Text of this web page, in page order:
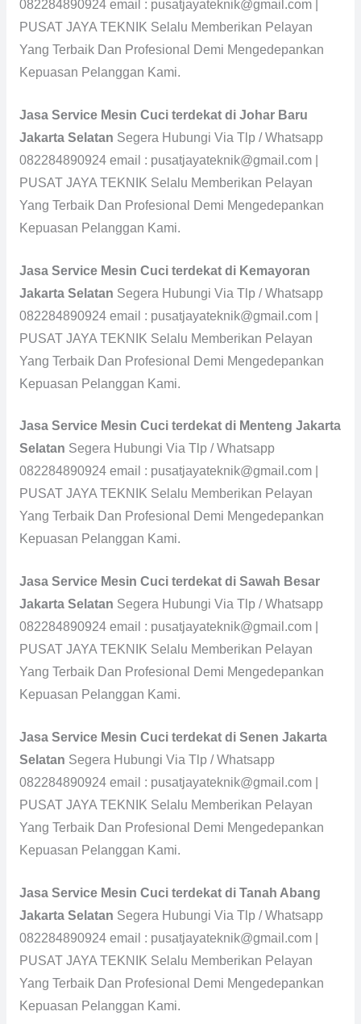
082284890924 email : pusatjayateknik@gmail.com |
PUSAT JAYA TEKNIK Selalu Memberikan Pelayan
Yang Terbaik Dan Profesional Demi Mengedepankan
Kepuasan Pelanggan Kami.
Jasa Service Mesin Cuci terdekat di Johar Baru
Jakarta Selatan Segera Hubungi Via Tlp / Whatsapp
082284890924 email : pusatjayateknik@gmail.com |
PUSAT JAYA TEKNIK Selalu Memberikan Pelayan
Yang Terbaik Dan Profesional Demi Mengedepankan
Kepuasan Pelanggan Kami.
Jasa Service Mesin Cuci terdekat di Kemayoran
Jakarta Selatan Segera Hubungi Via Tlp / Whatsapp
082284890924 email : pusatjayateknik@gmail.com |
PUSAT JAYA TEKNIK Selalu Memberikan Pelayan
Yang Terbaik Dan Profesional Demi Mengedepankan
Kepuasan Pelanggan Kami.
Jasa Service Mesin Cuci terdekat di Menteng Jakarta
Selatan Segera Hubungi Via Tlp / Whatsapp
082284890924 email : pusatjayateknik@gmail.com |
PUSAT JAYA TEKNIK Selalu Memberikan Pelayan
Yang Terbaik Dan Profesional Demi Mengedepankan
Kepuasan Pelanggan Kami.
Jasa Service Mesin Cuci terdekat di Sawah Besar
Jakarta Selatan Segera Hubungi Via Tlp / Whatsapp
082284890924 email : pusatjayateknik@gmail.com |
PUSAT JAYA TEKNIK Selalu Memberikan Pelayan
Yang Terbaik Dan Profesional Demi Mengedepankan
Kepuasan Pelanggan Kami.
Jasa Service Mesin Cuci terdekat di Senen Jakarta
Selatan Segera Hubungi Via Tlp / Whatsapp
082284890924 email : pusatjayateknik@gmail.com |
PUSAT JAYA TEKNIK Selalu Memberikan Pelayan
Yang Terbaik Dan Profesional Demi Mengedepankan
Kepuasan Pelanggan Kami.
Jasa Service Mesin Cuci terdekat di Tanah Abang
Jakarta Selatan Segera Hubungi Via Tlp / Whatsapp
082284890924 email : pusatjayateknik@gmail.com |
PUSAT JAYA TEKNIK Selalu Memberikan Pelayan
Yang Terbaik Dan Profesional Demi Mengedepankan
Kepuasan Pelanggan Kami.